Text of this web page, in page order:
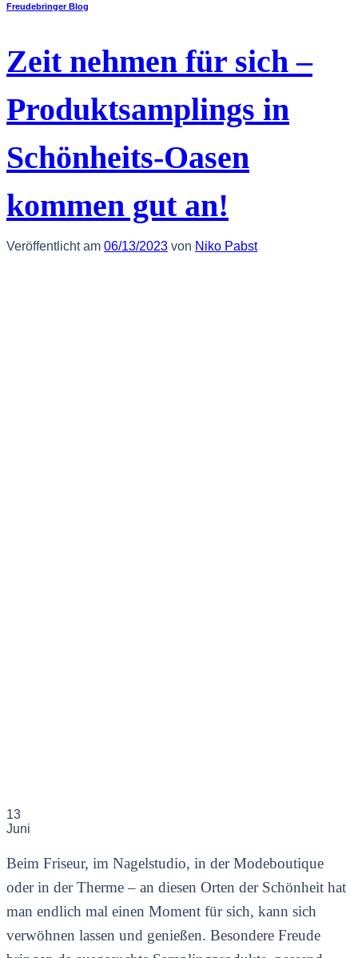
Freudebringer Blog
Zeit nehmen für sich –
Produktsamplings in
Schönheits-Oasen
kommen gut an!
Veröffentlicht am 06/13/2023 von Niko Pabst
13
Juni
Beim Friseur, im Nagelstudio, in der Modeboutique
oder in der Therme – an diesen Orten der Schönheit hat
man endlich mal einen Moment für sich, kann sich
verwöhnen lassen und genießen. Besondere Freude